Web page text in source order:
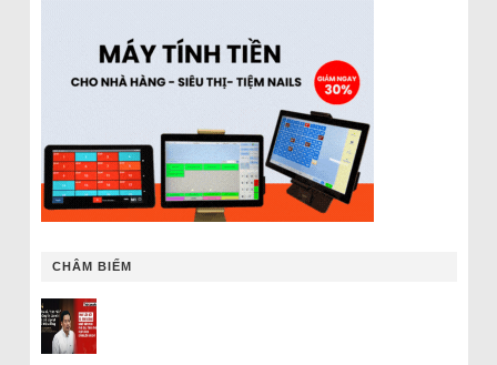
CHÂM BIẾM